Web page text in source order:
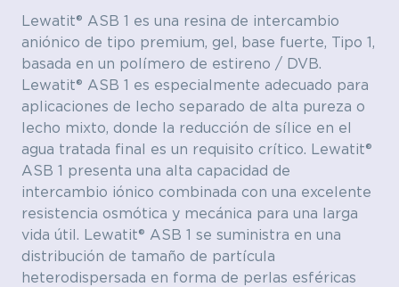
Lewatit® ASB 1 es una resina de intercambio
aniónico de tipo premium, gel, base fuerte, Tipo 1,
basada en un polímero de estireno / DVB.
Lewatit® ASB 1 es especialmente adecuado para
aplicaciones de lecho separado de alta pureza o
lecho mixto, donde la reducción de sílice en el
agua tratada final es un requisito crítico. Lewatit®
ASB 1 presenta una alta capacidad de
intercambio iónico combinada con una excelente
resistencia osmótica y mecánica para una larga
vida útil. Lewatit® ASB 1 se suministra en una
distribución de tamaño de partícula
heterodispersada en forma de perlas esféricas